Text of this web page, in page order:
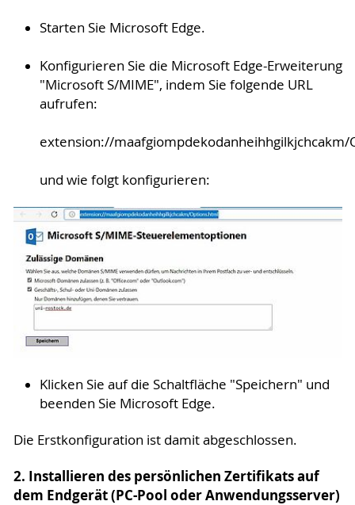
Starten Sie Microsoft Edge.
Konfigurieren Sie die Microsoft Edge-Erweiterung
"Microsoft S/MIME", indem Sie folgende URL
aufrufen:
extension://maafgiompdekodanheihhgilkjchcakm/
und wie folgt konfigurieren:
Klicken Sie auf die Schaltfläche "Speichern" und
beenden Sie Microsoft Edge.
Die Erstkonfiguration ist damit abgeschlossen.
2. Installieren des persönlichen Zertifikats auf
dem Endgerät (PC-Pool oder Anwendungsserver)